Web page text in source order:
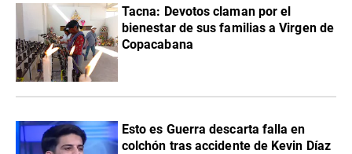
Tacna: Devotos claman por el
bienestar de sus familias a Virgen de
Copacabana
Esto es Guerra descarta falla en
colchón tras accidente de Kevin Díaz